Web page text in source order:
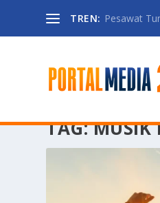
TREN: Pesawat
TAG:MUSIK